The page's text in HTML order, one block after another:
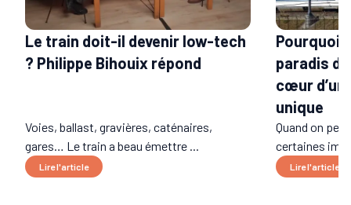
Le train doit-il devenir low-tech
? Philippe Bihouix répond
Voies, ballast, gravières, caténaires,
gares… Le train a beau émettre ...
Lire l'article
Pourquoi
paradis
cœur
unique
Quand on
certaines
Lire l'article